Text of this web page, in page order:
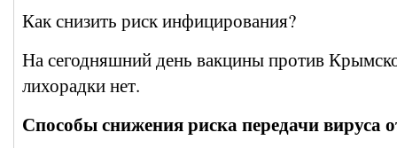
Как снизить риск инфицирования?
На сегодняшний день вакцины против
лихорадки нет.
Способы снижения риска передачи вируса